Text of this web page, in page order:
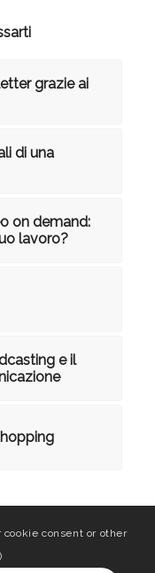
grazie ai
di una
on demand:
lavoro?
e il
consent or other